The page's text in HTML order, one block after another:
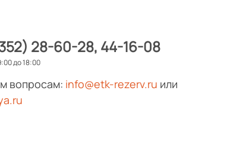
28-60-28 44-16-08
до 18:00
вопросам: info@etk-rezerv.ru или